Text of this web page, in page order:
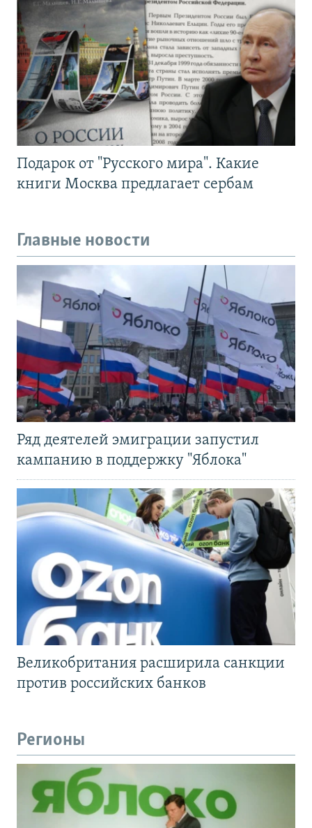
Подарок от "Русского мира". Какие
книги Москва предлагает сербам
Главные новости
Ряд деятелей эмиграции запустил
кампанию в поддержку "Яблока"
Великобритания расширила санкции
против российских банков
Регионы